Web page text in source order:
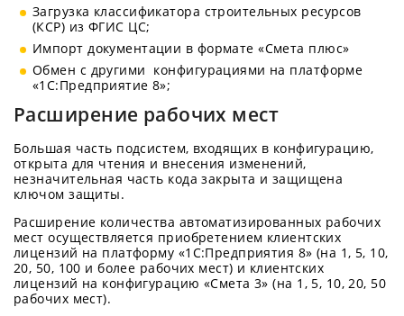
Загрузка классификатора строительных ресурсов
(КСР) из ФГИС ЦС;
Импорт документации в формате «Смета плюс»
Обмен с другими конфигурациями на платформе
«1С:Предприятие 8»;
Расширение рабочих мест
Большая часть подсистем, входящих в конфигурацию,
открыта для чтения и внесения изменений,
незначительная часть кода закрыта и защищена
ключом защиты.
Расширение количества автоматизированных рабочих
мест осуществляется приобретением клиентских
лицензий на платформу «1С:Предприятия 8» (на 1, 5, 10,
20, 50, 100 и более рабочих мест) и клиентских
лицензий на конфигурацию «Смета 3» (на 1, 5, 10, 20, 50
рабочих мест).